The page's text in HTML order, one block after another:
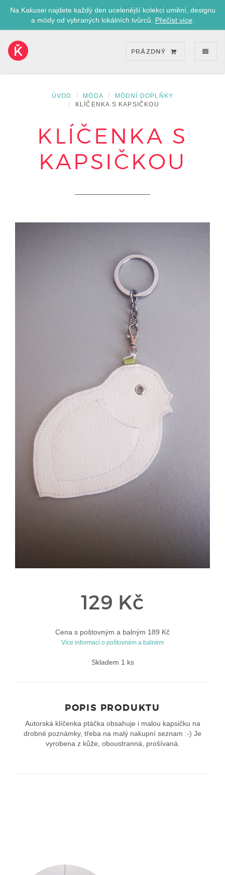
Na Kakusei najdete každý den ucelenější kolekci umění, designu
a módy od vybraných lokálních tvůrců. Přečíst více
přejít
PRÁZDNÝ
ÚVOD MÓDA
MÓDNÍ DOPLŇKY
KLÍČENKA S KAPSIČKOU
KLÍČENKA S
KAPSIČKOU
129 Kč
Cena s poštovným a balným 189 Kč
Více informací o poštovném a balném
Skladem 1 ks
POPIS PRODUKTU
Autorská klíčenka ptáčka obsahuje i malou kapsičku na
drobné poznámky, třeba na malý nakupní seznam :-) Je
vyrobena z kůže, oboustranná, prošívaná.